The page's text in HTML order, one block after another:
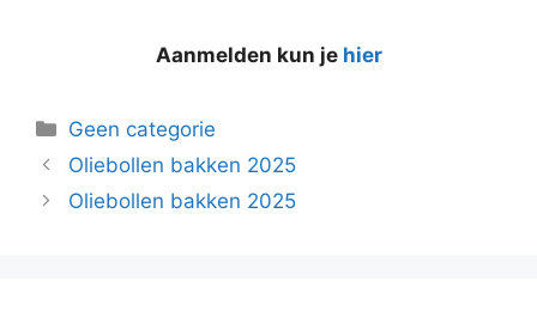
Aanmelden kun je hier
Categorieën
Geen categorie
Oliebollen bakken 2025
Oliebollen bakken 2025